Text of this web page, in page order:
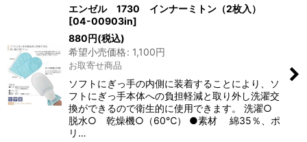
エンゼル 1730 インナーミトン（2枚入）
[04-00903in]
880円(税込)
希望小売価格: 1,100円
お取寄せ商品
ソフトにぎっ手の内側に装着することにより、ソ
フトにぎっ手本体への負担軽減と取り外し洗濯交
換ができるので衛生的に使用できます。 洗濯○
脱水○ 乾燥機○（60℃） ●素材 綿35％、ポ
リ…